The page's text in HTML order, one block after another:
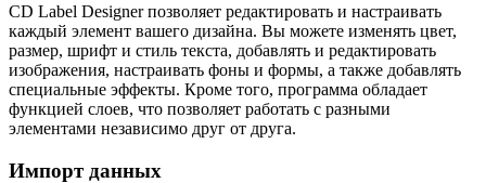
CD Label Designer позволяет редактировать и настраивать
каждый элемент вашего дизайна. Вы можете изменять цвет,
размер, шрифт и стиль текста, добавлять и редактировать
изображения, настраивать фоны и формы, а также добавлять
специальные эффекты. Кроме того, программа обладает
функцией слоев, что позволяет работать с разными
элементами независимо друг от друга.
Импорт данных